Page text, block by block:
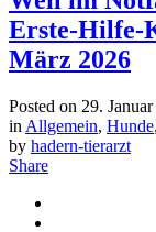
Erste-Hilfe-
März 2026
Posted on 29.
in Allgemein, Hunde,
by hadern-tierarzt
Share